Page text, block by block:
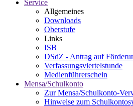
Service
Allgemeines
Downloads
Oberstufe
Links
ISB
DSdZ - Antrag auf
Verfassungsviertelstunde
Medienführerschein
Mensa/Schulkonto
Zur Mensa/Schulkonto-
Hinweise zum